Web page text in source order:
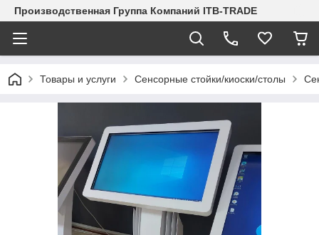
Производственная Группа Компаний ITB-TRADE
Товары и услуги Сенсорные стойки/киоски/столы